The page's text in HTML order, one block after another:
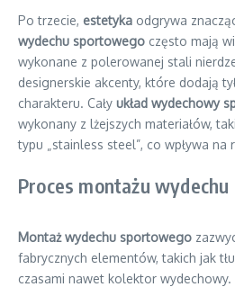
Po trzecie, estetyka odgrywa
wydechu sportowego często mają
wykonane z polerowanej stali
designerskie akcenty, które dodają
charakteru. Cały układ wydechowy
wykonany z lżejszych materiałów,
typu „stainless steel”, co wpływa na
Proces montażu
Montaż wydechu sportowego
fabrycznych elementów, takich jak
czasami nawet kolektor